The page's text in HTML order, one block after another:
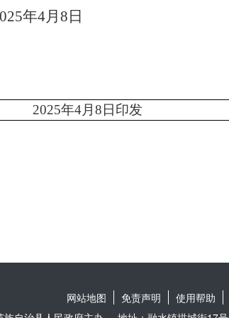
5年4月 8 日
室 2025年4月 8 日印发
网站地图 免责声明 使用帮助